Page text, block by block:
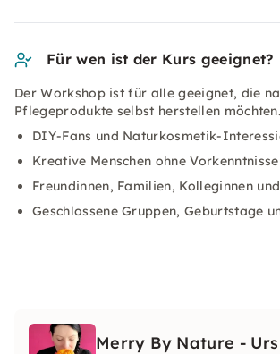
Für wen ist der Kurs geeignet?
Der Workshop ist für alle geeignet, die
Pflegeprodukte selbst herstellen möchten.
DIY-Fans und Naturkosmetik-
Kreative Menschen ohne Vorkenntnisse
Freundinnen, Familien, Kolleginnen
Geschlossene Gruppen, Geburtstage
Merry By Nature -